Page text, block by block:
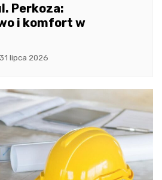
Perkoza:
i komfort w
31 lipca 2026